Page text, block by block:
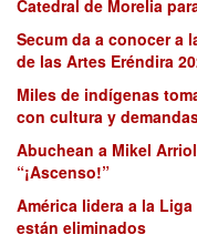
Catedral de Morelia
Secum da a conocer a
de las Artes Eréndira
Miles de indígenas
con cultura y
Abuchean a Mikel
“¡Ascenso!”
América lidera a la
están eliminados